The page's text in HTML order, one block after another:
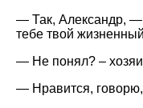
— Так, Александр, —
тебе твой
— Не понял? –
— Нравится,